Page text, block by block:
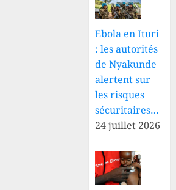
Ebola en Ituri
: les autorités
de Nyakunde
alertent sur
les risques
sécuritaires…
24 juillet 2026